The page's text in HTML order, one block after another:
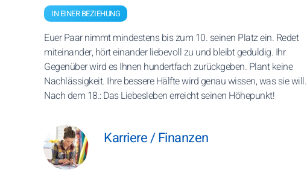
IN EINER BEZIEHUNG
Euer Paar nimmt mindestens bis zum 10. seinen Platz ein. Redet
miteinander, hört einander liebevoll zu und bleibt geduldig. Ihr
Gegenüber wird es Ihnen hundertfach zurückgeben. Plant keine
Nachlässigkeit. Ihre bessere Hälfte wird genau wissen, was sie will.
Nach dem 18.: Das Liebesleben erreicht seinen Höhepunkt!
Karriere / Finanzen